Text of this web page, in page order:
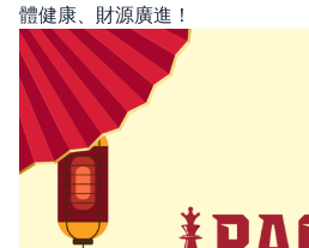
體健康、財源廣進！